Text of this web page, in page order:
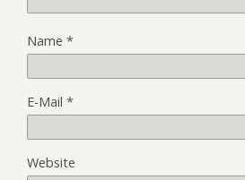
Name *
E-Mail *
Website